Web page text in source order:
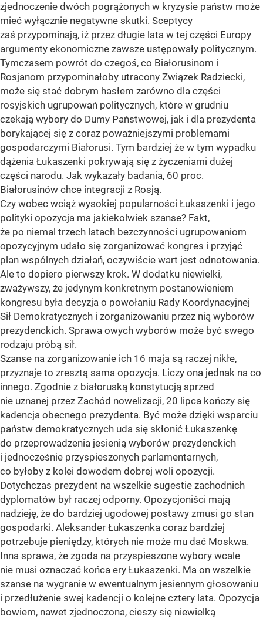
zjednoczenie dwóch pogrążonych w kryzysie państw może
mieć wyłącznie negatywne skutki. Sceptycy
zaś przypominają, iż przez długie lata w tej części Europy
argumenty ekonomiczne zawsze ustępowały politycznym.
Tymczasem powrót do czegoś, co Białorusinom i
Rosjanom przypominałoby utracony Związek Radziecki,
może się stać dobrym hasłem zarówno dla części
rosyjskich ugrupowań politycznych, które w grudniu
czekają wybory do Dumy Państwowej, jak i dla prezydenta
borykającej się z coraz poważniejszymi problemami
gospodarczymi Białorusi. Tym bardziej że w tym wypadku
dążenia Łukaszenki pokrywają się z życzeniami dużej
części narodu. Jak wykazały badania, 60 proc.
Białorusinów chce integracji z Rosją.
Czy wobec wciąż wysokiej popularności Łukaszenki i jego
polityki opozycja ma jakiekolwiek szanse? Fakt,
że po niemal trzech latach bezczynności ugrupowaniom
opozycyjnym udało się zorganizować kongres i przyjąć
plan wspólnych działań, oczywiście wart jest odnotowania.
Ale to dopiero pierwszy krok. W dodatku niewielki,
zważywszy, że jedynym konkretnym postanowieniem
kongresu była decyzja o powołaniu Rady Koordynacyjnej
Sił Demokratycznych i zorganizowaniu przez nią wyborów
prezydenckich. Sprawa owych wyborów może być swego
rodzaju próbą sił.
Szanse na zorganizowanie ich 16 maja są raczej nikłe,
przyznaje to zresztą sama opozycja. Liczy ona jednak na co
innego. Zgodnie z białoruską konstytucją sprzed
nie uznanej przez Zachód nowelizacji, 20 lipca kończy się
kadencja obecnego prezydenta. Być może dzięki wsparciu
państw demokratycznych uda się skłonić Łukaszenkę
do przeprowadzenia jesienią wyborów prezydenckich
i jednocześnie przyspieszonych parlamentarnych,
co byłoby z kolei dowodem dobrej woli opozycji.
Dotychczas prezydent na wszelkie sugestie zachodnich
dyplomatów był raczej odporny. Opozycjoniści mają
nadzieję, że do bardziej ugodowej postawy zmusi go stan
gospodarki. Aleksander Łukaszenka coraz bardziej
potrzebuje pieniędzy, których nie może mu dać Moskwa.
Inna sprawa, że zgoda na przyspieszone wybory wcale
nie musi oznaczać końca ery Łukaszenki. Ma on wszelkie
szanse na wygranie w ewentualnym jesiennym głosowaniu
i przedłużenie swej kadencji o kolejne cztery lata. Opozycja
bowiem, nawet zjednoczona, cieszy się niewielką